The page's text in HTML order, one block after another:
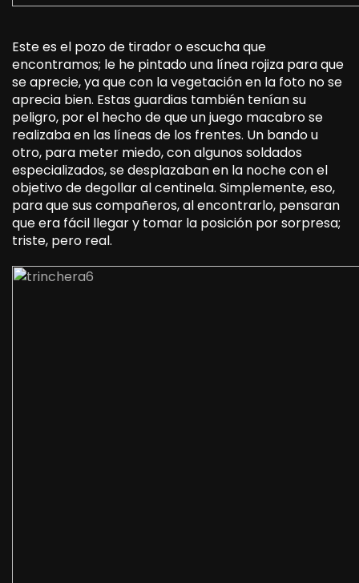
Este es el pozo de tirador o escucha que
encontramos; le he pintado una línea rojiza para que
se aprecie, ya que con la vegetación en la foto no se
aprecia bien. Estas guardias también tenían su
peligro, por el hecho de que un juego macabro se
realizaba en las líneas de los frentes. Un bando u
otro, para meter miedo, con algunos soldados
especializados, se desplazaban en la noche con el
objetivo de degollar al centinela. Simplemente, eso,
para que sus compañeros, al encontrarlo, pensaran
que era fácil llegar y tomar la posición por sorpresa;
triste, pero real.